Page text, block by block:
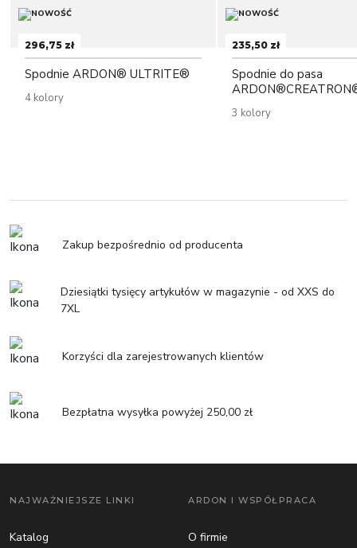
296,75 zł
Spodnie ARDON® ULTRITE®
4 kolory
235,50 zł
Spodnie do pasa
3 kolory
Zakup bezpośrednio od producenta
Dziesiątki tysięcy artykułów w magazynie - od XXS do
7XL
Korzyści dla zarejestrowanych klientów
Bezpłatna wysyłka powyżej 250,00 zł
NAJWAŻNIEJSZE LINKI
Katalog
ARDON I WSPÓŁPRACA
O firmie